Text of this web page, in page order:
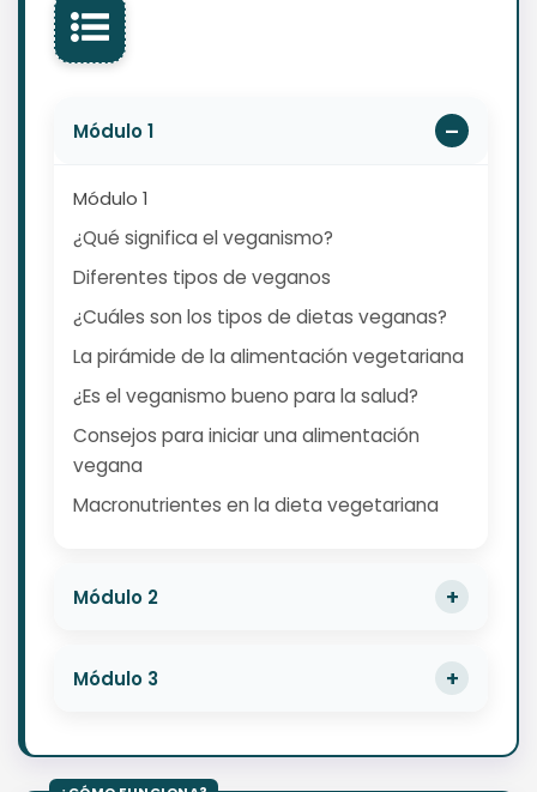
Módulo 1
Módulo 1
¿Qué significa el veganismo?
Diferentes tipos de veganos
¿Cuáles son los tipos de dietas veganas?
La pirámide de la alimentación vegetariana
¿Es el veganismo bueno para la salud?
Consejos para iniciar una alimentación
vegana
Macronutrientes en la dieta vegetariana
Módulo 2
Módulo 3